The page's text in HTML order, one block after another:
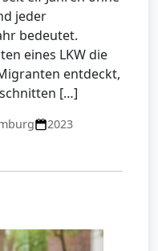
jeder
bedeutet.
eines LKW die
entdeckt,
[…]
2023